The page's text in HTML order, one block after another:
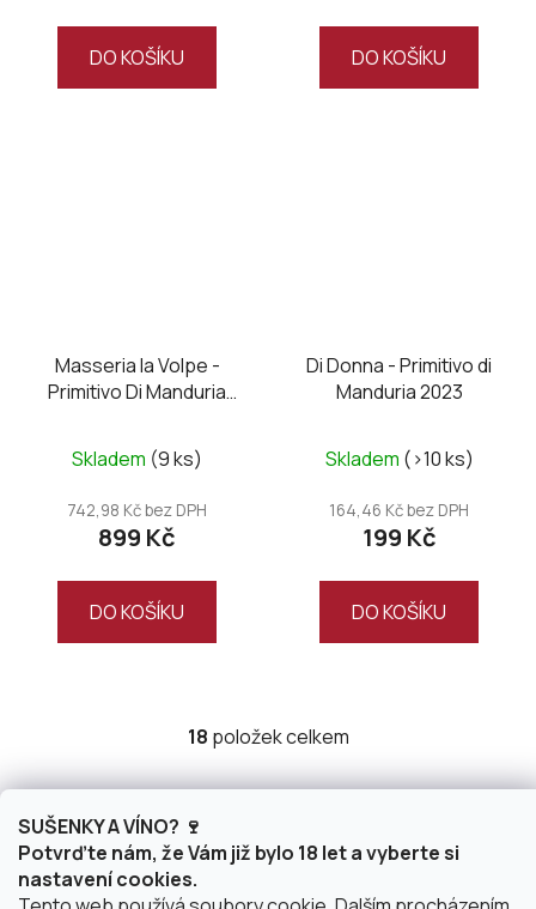
SUŠENKY A VÍNO? 🍷
Potvrďte nám, že Vám již bylo 18 let a vyberte si
nastavení cookies.
DO KOŠÍKU DO KOŠÍKU
Masseria la Volpe -
Primitivo Di Manduria
wooden box
Skladem (9 ks)
742,98 Kč bez DPH
899 Kč
DO KOŠÍKU
Di Donna - Primitivo di
Manduria 2023
Skladem (>10 ks)
164,46 Kč bez DPH
199 Kč
DO KOŠÍKU
O
v
d
18 položek celkem
V každé sklence červeného vína
najdete plnost chutí a rozmanitostí
vůní